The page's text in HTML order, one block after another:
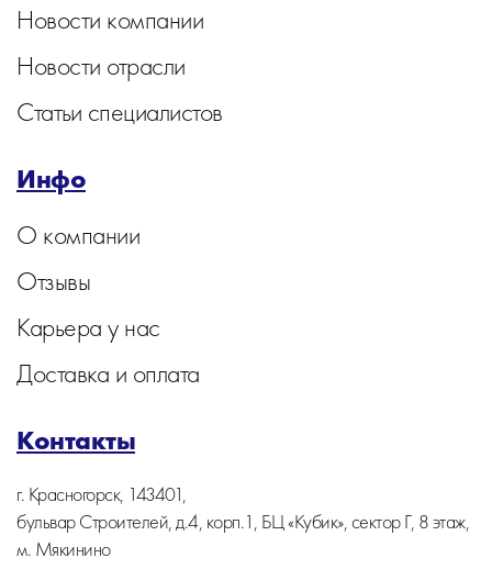
Новости компании
Новости отрасли
Статьи специалистов
Инфо
О компании
Отзывы
Карьера у нас
Доставка и оплата
Контакты
г. Красногорск, 143401,
бульвар Строителей, д.4, корп.1, БЦ «Кубик», сектор Г, 8 этаж,
м. Мякинино